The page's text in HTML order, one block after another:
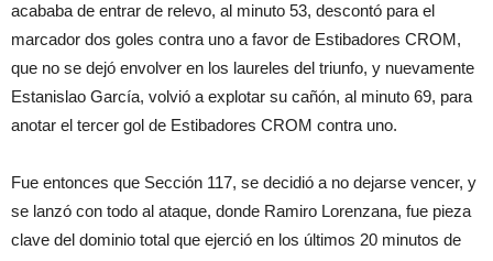
acababa de entrar de relevo, al minuto 53, descontó para el
marcador dos goles contra uno a favor de Estibadores CROM,
que no se dejó envolver en los laureles del triunfo, y nuevamente
Estanislao García, volvió a explotar su cañón, al minuto 69, para
anotar el tercer gol de Estibadores CROM contra uno.
Fue entonces que Sección 117, se decidió a no dejarse vencer, y
se lanzó con todo al ataque, donde Ramiro Lorenzana, fue pieza
clave del dominio total que ejerció en los últimos 20 minutos de